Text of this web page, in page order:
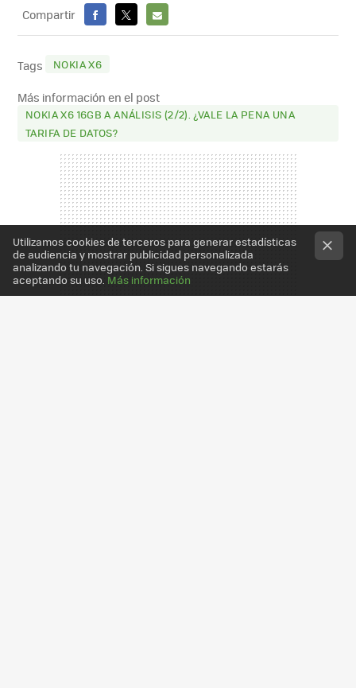
Compartir
FACEBOOK
X
E-
Tags NOKIA X6
Más información en el post
NOKIA X6 16GB A ANÁLISIS (2/2). ¿VALE LA PENA UNA
TARIFA DE DATOS?
Utilizamos cookies de terceros para generar estadísticas
de audiencia y mostrar publicidad personalizada
analizando tu navegación. Si sigues navegando estarás
aceptando su uso. Más información